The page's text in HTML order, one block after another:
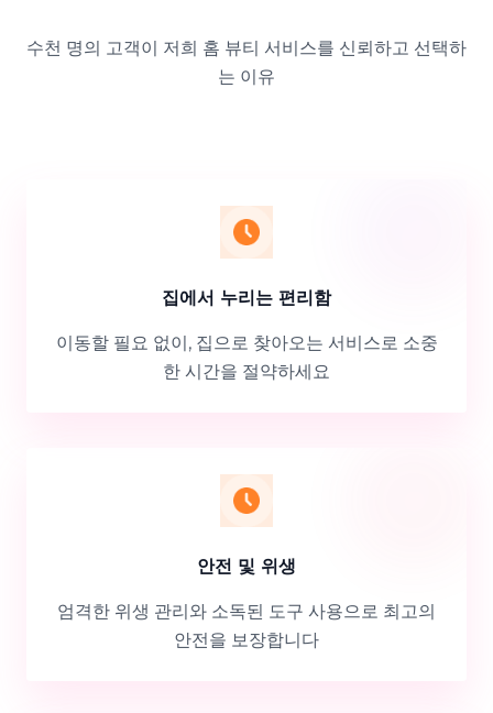
수천 명의 고객이 저희 홈 뷰티 서비스를 신뢰하고 선택하
는 이유
집에서 누리는 편리함
이동할 필요 없이, 집으로 찾아오는 서비스로 소중
한 시간을 절약하세요
안전 및 위생
엄격한 위생 관리와 소독된 도구 사용으로 최고의
안전을 보장합니다